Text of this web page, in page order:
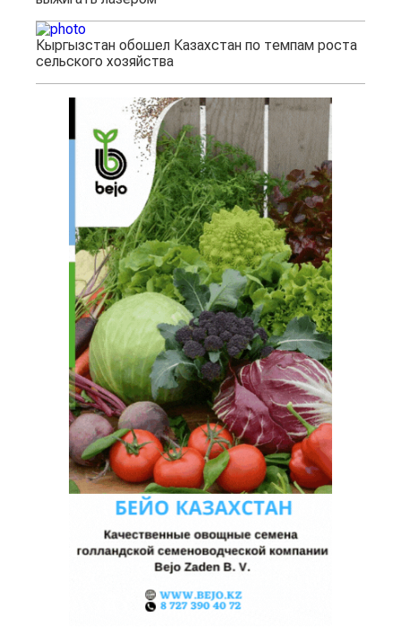
Кыргызстан обошел Казахстан по темпам роста
сельского хозяйства